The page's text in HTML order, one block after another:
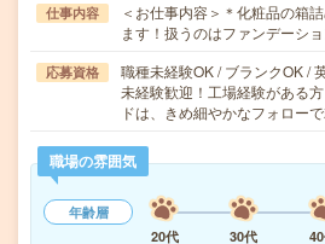
仕事内容
＜お仕事内容＞＊化粧品の箱
ます！扱うのはファンデーシ
応募資格
職種未経験OK / ブランクOK /
未経験歓迎！工場経験がある
ドは、きめ細やかなフォロー
職場の雰囲気
年齢層
20代
30代